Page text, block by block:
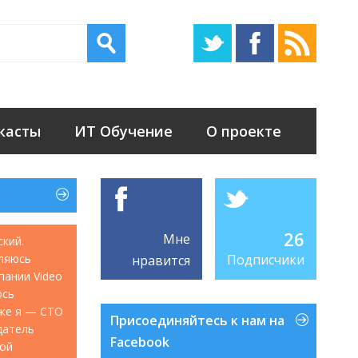
ИТ Обучение О проекте
Video
я — CTO
Мне
нравится
26
Подписчики
Присоединяйтесь к нам на
Facebook